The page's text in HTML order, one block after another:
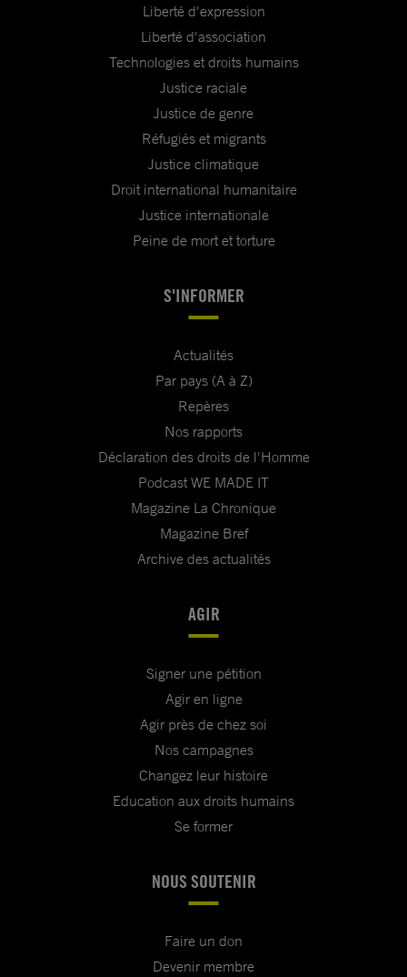
Liberté d'expression
Liberté d'association
Technologies et droits humains
Justice raciale
Justice de genre
Réfugiés et migrants
Justice climatique
Droit international humanitaire
Justice internationale
Peine de mort et torture
S'INFORMER
Actualités
Par pays (A à Z)
Repères
Nos rapports
Déclaration des droits de l'Homme
Podcast WE MADE IT
Magazine La Chronique
Magazine Bref
Archive des actualités
AGIR
Signer une pétition
Agir en ligne
Agir près de chez soi
Nos campagnes
Changez leur histoire
Education aux droits humains
Se former
NOUS SOUTENIR
Faire un don
Devenir membre